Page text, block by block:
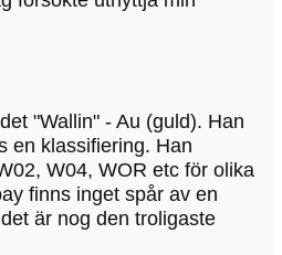
"Wallin" - Au (guld). Han
en klassifiering. Han
W04, WOR etc för olika
finns inget spår av en
är nog den troligaste